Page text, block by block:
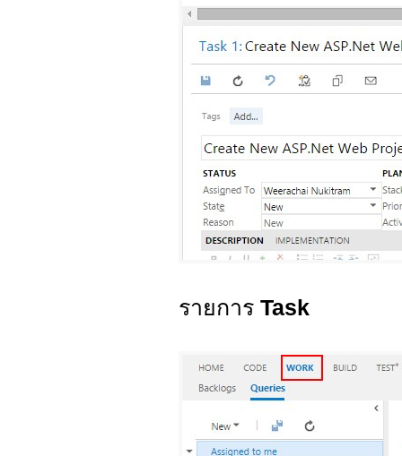
รายการ Task